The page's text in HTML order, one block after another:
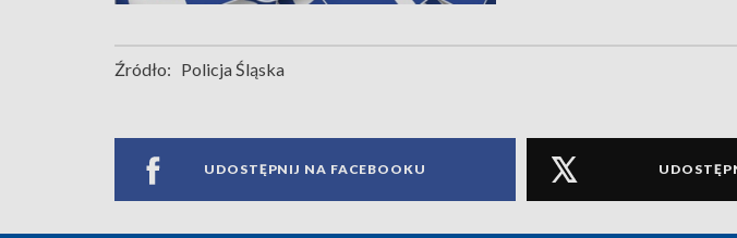
Źródło: Policja Śląska
UDOSTĘPNIJ NA FACEBOOKU